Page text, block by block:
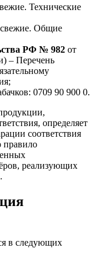
Технические
Общие
РФ № 982 от
– Перечень
0709 90 900 0.
определяет
соответствия
правило
реализующих
в следующих